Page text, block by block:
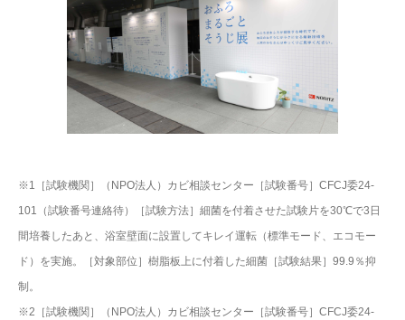
※1［試験機関］（NPO法人）カビ相談センター［試験番号］CFCJ委24-
101（試験番号連絡待）［試験方法］細菌を付着させた試験片を30℃で3日
間培養したあと、浴室壁面に設置してキレイ運転（標準モード、エコモー
ド）を実施。［対象部位］樹脂板上に付着した細菌［試験結果］99.9％抑
制。
※2［試験機関］（NPO法人）カビ相談センター［試験番号］CFCJ委24-